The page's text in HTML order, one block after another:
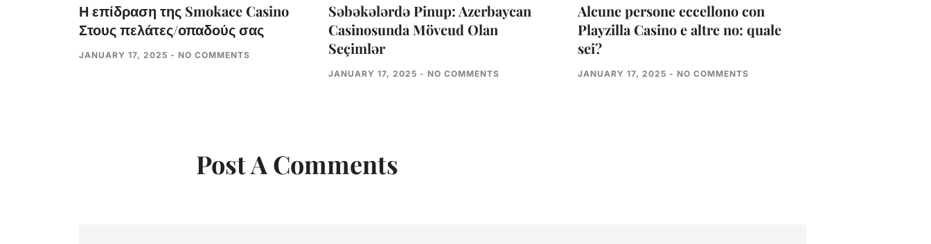
Η επίδραση της Smokace Casino
Στους πελάτες/οπαδούς σας
JANUARY 17, 2025 NO COMMENTS
Səbəkələrdə Pinup: Azerbaycan
Casinosunda Mövcud Olan
Seçimlər
JANUARY 17, 2025 NO COMMENTS
Alcune persone eccellono con
Playzilla Casino e altre no: quale
sei?
JANUARY 17, 2025 NO COMMENTS
Post A Comments